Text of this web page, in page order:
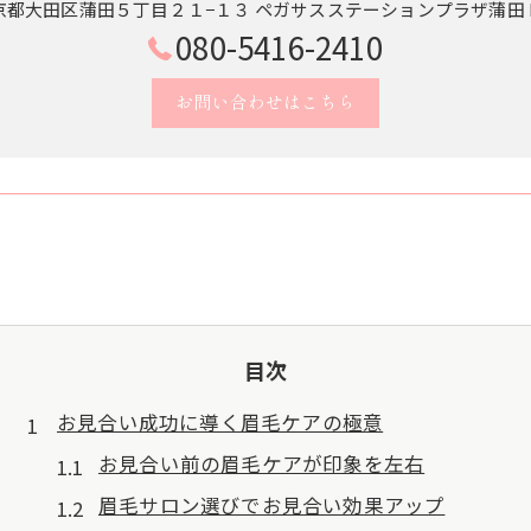
都大田区蒲田５丁目２１−１３ ペガサスステーションプラザ蒲田
080-5416-2410
お問い合わせはこちら
目次
お見合い成功に導く眉毛ケアの極意
お見合い前の眉毛ケアが印象を左右
眉毛サロン選びでお見合い効果アップ